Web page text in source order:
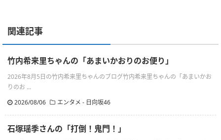
関連記事
竹内希来里ちゃんの「あまいかおりのお便り」
2026年8月5日の竹内希来里ちゃんのブログ竹内希来里ちゃんの「あまいかお
りのお ...
2026/08/06
エンタメ - 日向坂46
石塚瑶季さんの「打倒！鬼門！」